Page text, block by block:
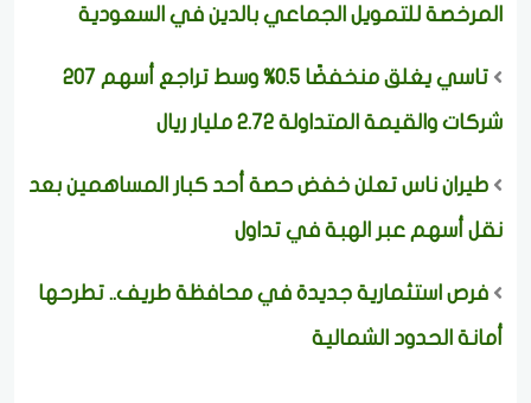
المرخصة للتمويل الجماعي بالدين في السعودية
تاسي يغلق منخفضًا 0.5% وسط تراجع أسهم 207
شركات والقيمة المتداولة 2.72 مليار ريال
طيران ناس تعلن خفض حصة أحد كبار المساهمين بعد
نقل أسهم عبر الهبة في تداول
فرص استثمارية جديدة في محافظة طريف.. تطرحها
أمانة الحدود الشمالية